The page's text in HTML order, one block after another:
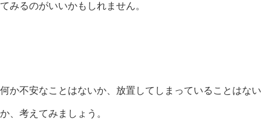
てみるのがいいかもしれません。
何か不安なことはないか、放置してしまっていることはない
か、考えてみましょう。